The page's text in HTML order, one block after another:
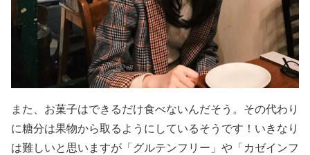
また、お菓子はできるだけ食べないんだそう。その代わり
に糖分は果物から取るようにしているそうです！いきなり
は難しいと思いますが 「グルテンフリー」 や 「カゼインフ